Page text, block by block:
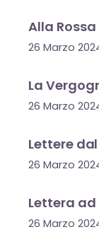
Alla Rossa
26 Marzo
La
26 Marzo
Lettere
26 Marzo
Lettera ad
26 Marzo